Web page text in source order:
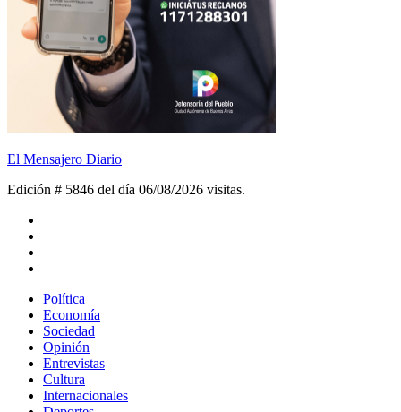
El Mensajero Diario
Edición # 5846 del día 06/08/2026 visitas.
Política
Economía
Sociedad
Opinión
Entrevistas
Cultura
Internacionales